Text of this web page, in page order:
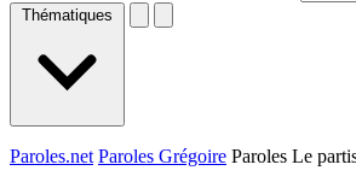
Thématiques
Paroles.net Paroles Grégoire Paroles Le